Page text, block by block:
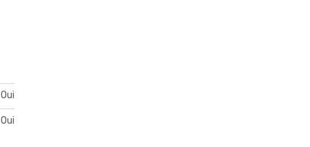
Oui
Oui